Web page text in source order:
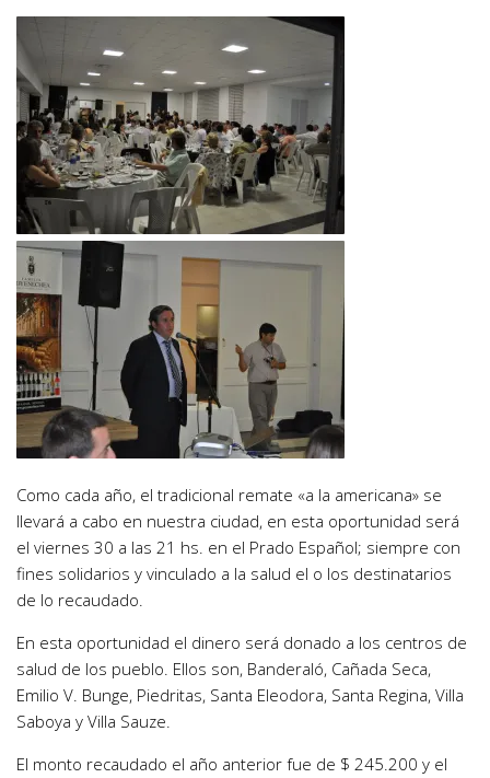
Como cada año, el tradicional remate «a la americana» se
llevará a cabo en nuestra ciudad, en esta oportunidad será
el viernes 30 a las 21 hs. en el Prado Español; siempre con
fines solidarios y vinculado a la salud el o los destinatarios
de lo recaudado.
En esta oportunidad el dinero será donado a los centros de
salud de los pueblo. Ellos son, Banderaló, Cañada Seca,
Emilio V. Bunge, Piedritas, Santa Eleodora, Santa Regina, Villa
Saboya y Villa Sauze.
El monto recaudado el año anterior fue de $ 245.200 y el